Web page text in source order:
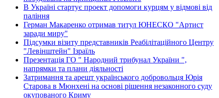
В Україні стартує проект допомоги курцям у відмові від
паління
Герман Макаренко отримав титул ЮНЕСКО "Артист
заради миру"
Підсумки візиту представників Реабілітаційного Центру
"Левінштейн" Ізраїль
Презентація ГО " Народний трибунал України ",
напрямки та плани діяльності
Затримання та арешт українського добровольця Юрія
Старова в Мюнхені на основі рішення незаконного суду
окупованого Криму